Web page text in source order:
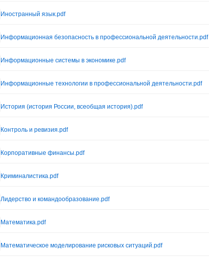
Иностранный язык.pdf
Информационная безопасность в профессиональной деятельности.pdf
Информационные системы в экономике.pdf
Информационные технологии в профессиональной деятельности.pdf
История (история России, всеобщая история).pdf
Контроль и ревизия.pdf
Корпоративные финансы.pdf
Криминалистика.pdf
Лидерство и командообразование.pdf
Математика.pdf
Математическое моделирование рисковых ситуаций.pdf